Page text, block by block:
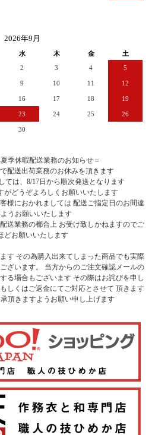
2026年9月
水 木 金
土
2 3 4 5
9 10 11 12
16 17 18 19
23 24 25 26
30
季休暇配送業務のお知らせ＝
配送出荷業務のお休みを頂きます
ては、8/17日から順次発送となります
がどうぞよろしくお願いいたします
様におかれましては 配送ご指定日のお間違
うお願いいたします
送業務の都合上 お受け致しかねますのでご
どお願いいたします
す その為購入出来てしまった商品でも実際
ざいます。 当方からのご注文確認メールの
る場合もございます その際はお詫びを申し
しくはご返金にてご対応とさせて 頂きます
頂きますようお願い申し上げます